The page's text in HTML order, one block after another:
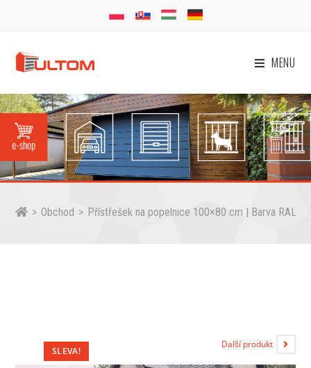
MENU
> Obchod > Přístřešek na popelnice 100×80 cm | Barva RAL
SLEVA!
Další produkt